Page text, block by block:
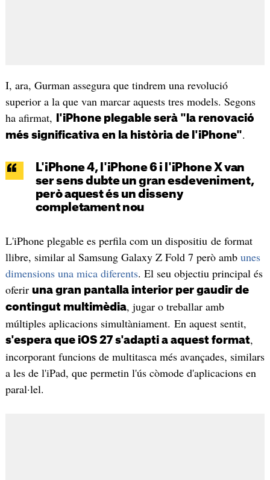
I, ara, Gurman assegura que tindrem una revolució
superior a la que van marcar aquests tres models. Segons
ha afirmat,
l'iPhone plegable serà "la renovació
més significativa en la història de l'iPhone".
L'iPhone 4, l'iPhone 6 i l'iPhone X van
ser sens dubte un gran esdeveniment,
però aquest és un disseny
completament nou
L'iPhone plegable es perfila com un dispositiu de format
llibre, similar al Samsung Galaxy Z Fold 7 però amb unes
dimensions una mica diferents. El seu objectiu principal és
oferir una gran pantalla interior per gaudir de
contingut multimèdia, jugar o treballar amb
múltiples aplicacions simultàniament. En aquest sentit,
s'espera que iOS 27 s'adapti a aquest format,
incorporant funcions de multitasca més avançades, similars
a les de l'iPad, que permetin l'ús còmode d'aplicacions en
paral·lel.